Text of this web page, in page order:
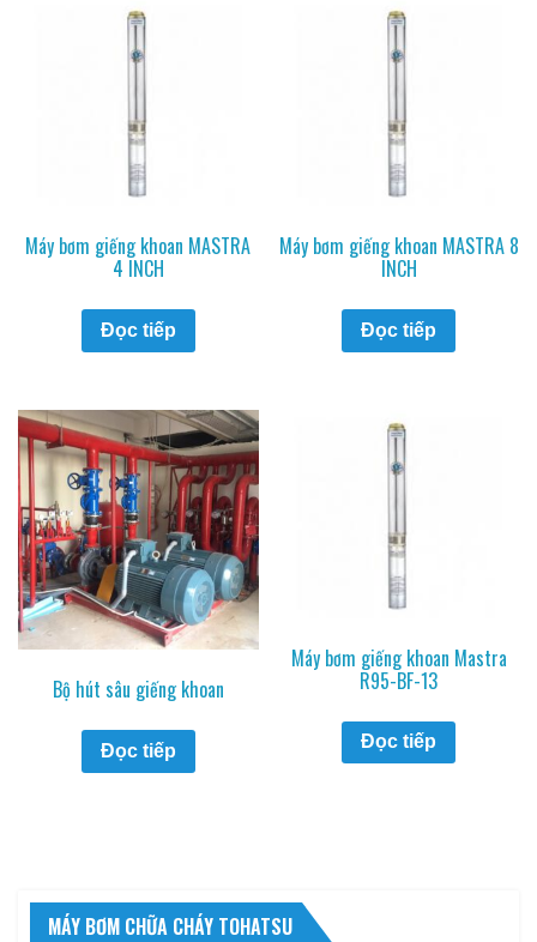
Máy bơm giếng khoan MASTRA
4 INCH
Đọc tiếp
Máy bơm giếng khoan MASTRA 8
INCH
Đọc tiếp
Bộ hút sâu giếng khoan
Đọc tiếp
Máy bơm giếng khoan Mastra
R95-BF-13
Đọc tiếp
MÁY BƠM CHỮA CHÁY TOHATSU